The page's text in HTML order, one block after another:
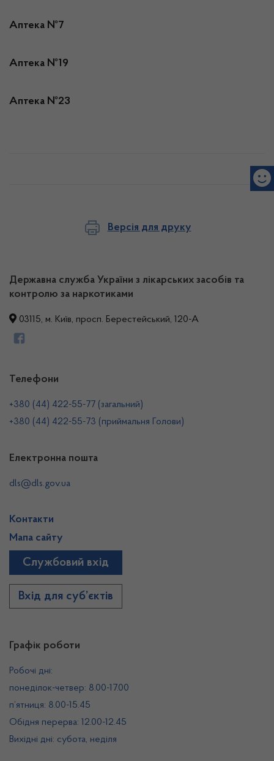
Аптека №7
Аптека №19
Аптека №23
Версія для друку
Державна служба України з лікарських засобів та
контролю за наркотиками
03115, м. Київ, просп. Берестейський, 120-А
Графік роботи
Робочі дні:
понеділок-четвер: 8.00-17.00
п’ятниця: 8.00-15.45
Обідня перерва: 12.00-12.45
Вихідні дні: субота, неділя
Телефони
+380 (44) 422-55-77 (загальний)
+380 (44) 422-55-73 (приймальня Голови)
Електронна пошта
dls@dls.gov.ua
Контакти
Мапа сайту
Службовий вхід
Вхід для суб’єктів